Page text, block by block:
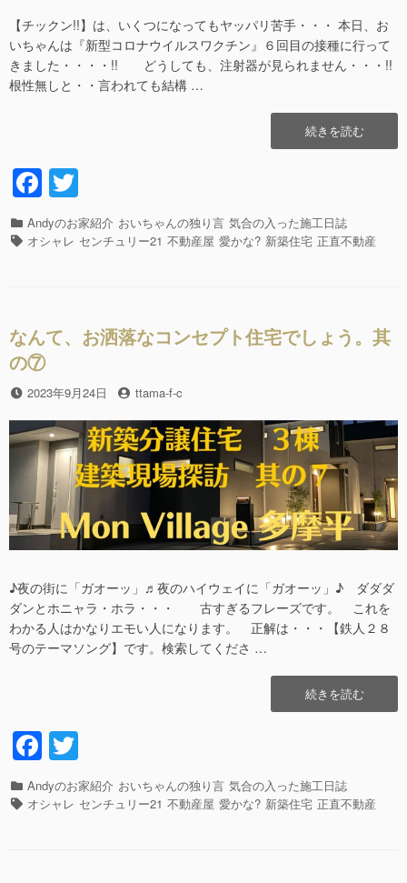
【チックン!!】は、いくつになってもヤッパリ苦手・・・ 本日、お
いちゃんは『新型コロナウイルスワクチン』６回目の接種に行って
きました・・・・!! どうしても、注射器が見られません・・・!!
根性無しと・・言われても結構 …
“な
ん
落
な
ト
住
ょ
う。
其
の
⑧”の
続きを読む
F
a
c
o
o
k
wi
tt
カ
テ
Andyのお家紹介 おいちゃんの独り言 気合の入った施工日誌
タ オシャレ センチュリー21 不動産屋 愛かな? 新築住宅 正直不動産
なんて、お洒落なコンセプト住宅でしょう。其
の⑦
投
日
2023年9月24日
投
者
ttama-f-c
♪夜の街に「ガオーッ」♬夜のハイウェイに「ガオーッ」♪ ダダダ
ダンとホニャラ・ホラ・・・ 古すぎるフレーズです。 これを
わかる人はかなりエモい人になります。 正解は・・・【鉄人２８
号のテーマソング】です。検索してくださ …
“な
ん
落
な
続きを読む
F
a
c
wi
tt
カ
テ
Andyのお家紹介 おいちゃんの独り言 気合の入った施工日誌
タ オシャレ センチュリー21 不動産屋 愛かな? 新築住宅 正直不動産